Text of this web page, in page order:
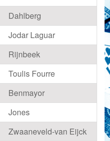
Dahlberg
Jodar Laguar
Rijnbeek
Toulis Fourre
Benmayor
Jones
Zwaaneveld-van Eijck